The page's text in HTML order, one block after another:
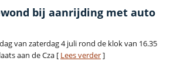
bij aanrijding met auto
van zaterdag 4 juli rond de klok van 16.35
aan de Cza [ Lees verder]